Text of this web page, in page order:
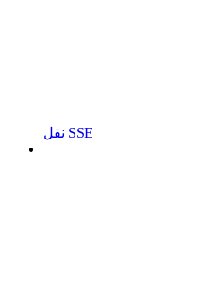
نقل SSE